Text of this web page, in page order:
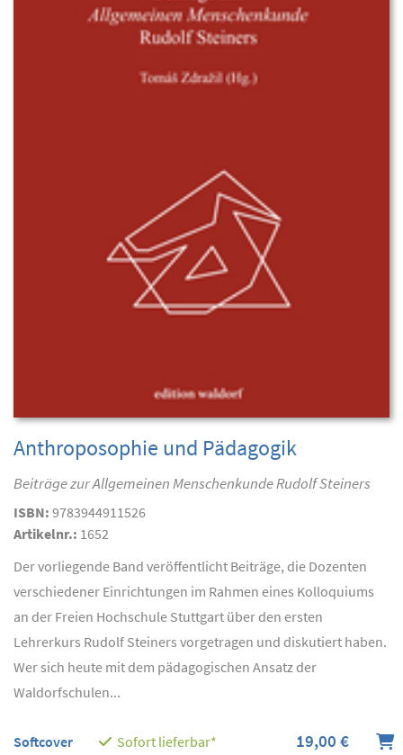
Anthroposophie und Pädagogik
Beiträge zur Allgemeinen Menschenkunde Rudolf Steiners
ISBN: 9783944911526
Artikelnr.: 1652
Der vorliegende Band veröffentlicht Beiträge, die Dozenten
verschiedener Einrichtungen im Rahmen eines Kolloquiums
an der Freien Hochschule Stuttgart über den ersten
Lehrerkurs Rudolf Steiners vorgetragen und diskutiert haben.
Wer sich heute mit dem pädagogischen Ansatz der
Waldorfschulen...
Softcover Sofort lieferbar* 19,00 €